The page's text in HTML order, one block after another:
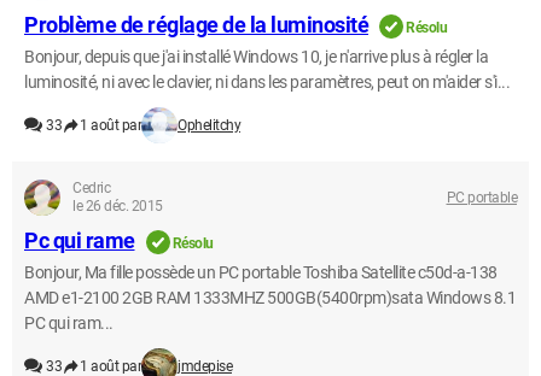
Problème de réglage de la luminosité Résolu
Bonjour, depuis que j'ai installé Windows 10, je n'arrive plus à régler la
luminosité, ni avec le clavier, ni dans les paramètres, peut on m'aider s'i...
33 1 août par Ophelitchy
Cedric
le 26 déc. 2015
PC portable
Pc qui rame Résolu
Bonjour, Ma fille possède un PC portable Toshiba Satellite c50d-a-138
AMD e1-2100 2GB RAM 1333MHZ 500GB(5400rpm)sata Windows 8.1
PC qui ram...
33 1 août par jmdepise